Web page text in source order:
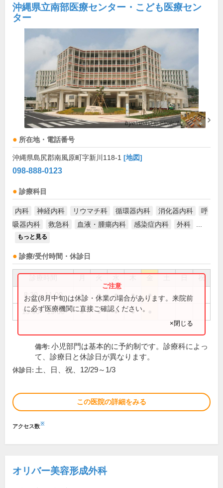
沖縄県立南部医療センター・こども医療セン
ター
所在地・電話番号
沖縄県島尻郡南風原町字新川118-1 [地図]
098-888-0123
診療科目
内科 神経内科 リウマチ科 循環器内科 消化器内科
呼
吸器内科
救急科 血液・腫瘍内科 感染症内科 外科
もっと見る
診療/受付時間・休診日
祝
8:30～11:00 ● ● ● ● ●
13:00～15:00 ● ● ● ●
お盆(8月中旬)は休診・休業の場合があります。来院前
に必ず医療機関に直接ご確認ください。
×閉じる
備考: 小児部門は基本的に予約制です。診療科によっ
て、診療日と休診日が異なります。
休診日: 土、日、祝、12/29～1/3
この医院の詳細をみる
アクセス数※
オリバー美容形成外科